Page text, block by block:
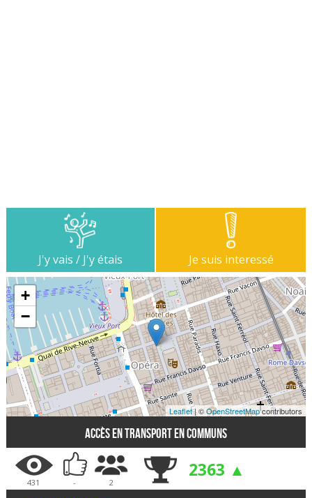
J'y vais / J'y étais Je suis interessé
+
−
Leaflet| ©OpenStreetMapcontributors
Accès en transport en communs
431 - 2
2363 ▲